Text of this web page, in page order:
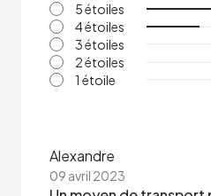
5 étoiles
4 étoiles
3 étoiles
2 étoiles
1 étoile
Alexandre
09 avril 2023